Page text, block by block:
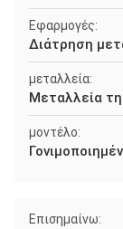
Εφαρμογές:
Διάτρηση
μεταλλεία:
Μεταλλεία
μοντέλο:
Επισημαίνω: